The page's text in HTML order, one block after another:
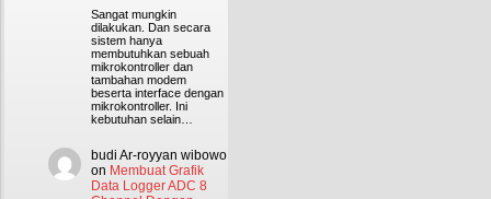
Sangat mungkin
dilakukan. Dan secara
sistem hanya
membutuhkan sebuah
mikrokontroller dan
tambahan modem
beserta interface dengan
mikrokontroller. Ini
kebutuhan selain…
budi Ar-royyan wibowo
on Membuat Grafik
Data Logger ADC 8